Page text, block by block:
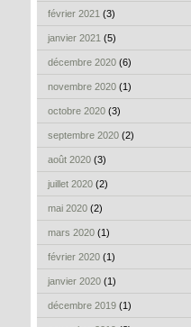
février 2021 (3)
janvier 2021 (5)
décembre 2020 (6)
novembre 2020 (1)
octobre 2020 (3)
septembre 2020 (2)
août 2020 (3)
juillet 2020 (2)
mai 2020 (2)
mars 2020 (1)
février 2020 (1)
janvier 2020 (1)
décembre 2019 (1)